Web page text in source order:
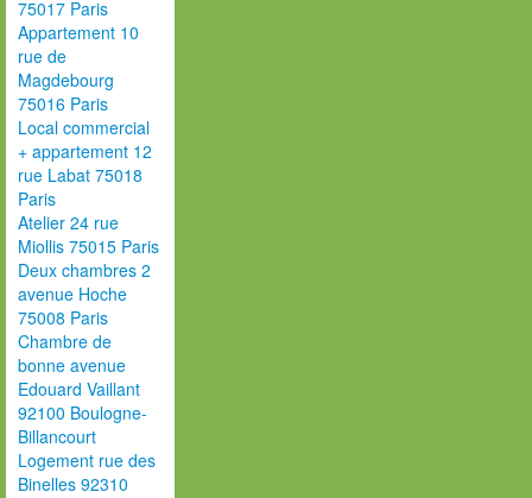
75017 Paris
Appartement 10
rue de
Magdebourg
75016 Paris
Local commercial
+ appartement 12
rue Labat 75018
Paris
Atelier 24 rue
Miollis 75015 Paris
Deux chambres 2
avenue Hoche
75008 Paris
Chambre de
bonne avenue
Edouard Vaillant
92100 Boulogne-
Billancourt
Logement rue des
Binelles 92310